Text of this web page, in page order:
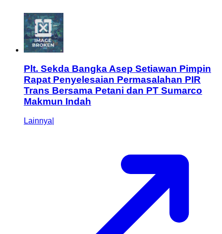
Plt. Sekda Bangka Asep Setiawan Pimpin
Rapat Penyelesaian Permasalahan PIR
Trans Bersama Petani dan PT Sumarco
Makmun Indah
Lainnya